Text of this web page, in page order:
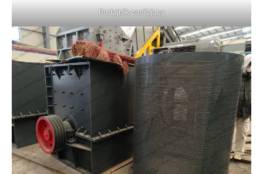
Podajnik zasilający